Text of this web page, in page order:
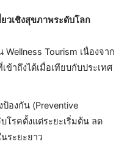
วเชิงสุขภาพระดับโลก
Tourism เนื่องจาก
าถึงได้เมื่อเทียบกับประเทศ
องกัน (Preventive
โรคตั้งแต่ระยะเริ่มต้น ลด
ระยะยาว